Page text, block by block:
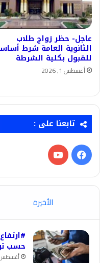
عاجل- حظر زواج طلاب
الثانوية العامة شرط
للقبول بكلية الشرطة
أغسطس 1, 2026
تابعنا على :
فيسبوك‫YouTube
الأخيرة
حسب
أغسطس 7,